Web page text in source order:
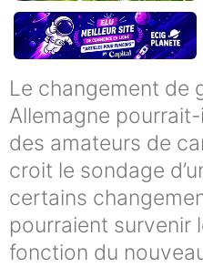
Le changement de
Allemagne
des amateurs de
croit le sondage
certains
pourraient survenir
fonction du